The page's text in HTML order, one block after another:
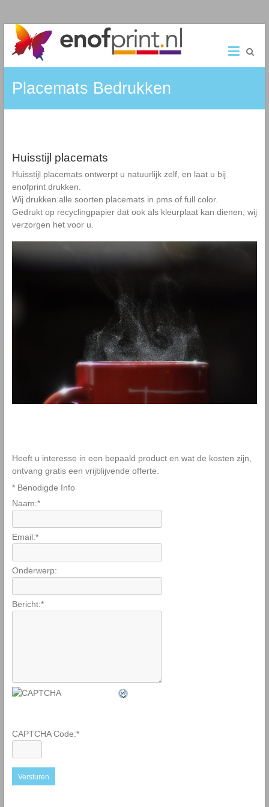
naar
de
inhoud
ENOFPRINT.NL
tot
–
Placemats Bedrukken
Huisstijl placemats
Huisstijl placemats ontwerpt u natuurlijk zelf, en laat u bij
enofprint drukken.
Wij drukken alle soorten placemats in pms of full color.
Gedrukt op recyclingpapier dat ook als kleurplaat kan dienen, wij
verzorgen het voor u.
Heeft u interesse in een bepaald product en wat de kosten zijn,
ontvang gratis een vrijblijvende offerte.
* Benodigde Info
Naam:*
Email:*
Onderwerp:
Bericht:*
CAPTCHA Code:*